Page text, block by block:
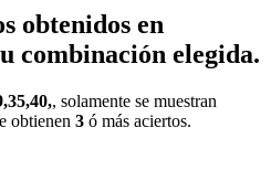
obtenidos en
combinación elegida.
, solamente se muestran
obtienen 3 ó más aciertos.